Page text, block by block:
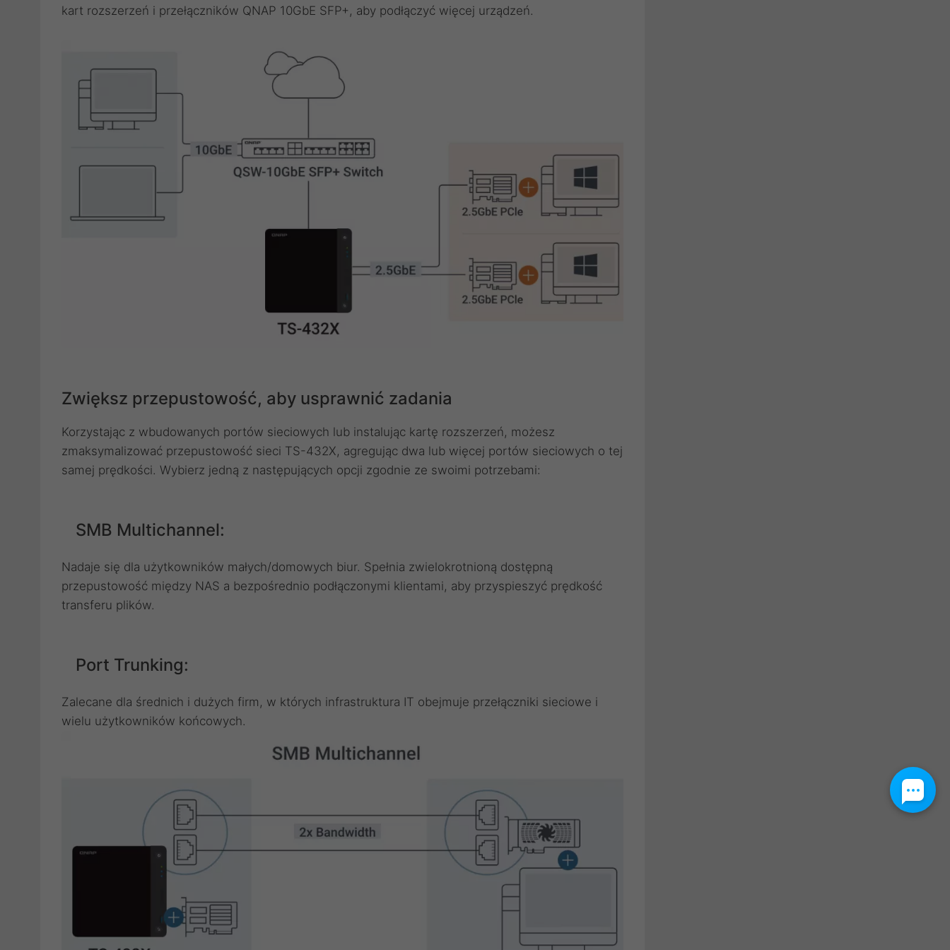
kart rozszerzeń i przełączników QNAP 10GbE SFP+, aby podłączyć więcej urządzeń.
Zwiększ przepustowość, aby usprawnić zadania
Korzystając z wbudowanych portów sieciowych lub instalując kartę rozszerzeń, możesz
zmaksymalizować przepustowość sieci TS-432X, agregując dwa lub więcej portów sieciowych o tej
samej prędkości. Wybierz jedną z następujących opcji zgodnie ze swoimi potrzebami:
SMB Multichannel:
Nadaje się dla użytkowników małych/domowych biur. Spełnia zwielokrotnioną dostępną
przepustowość między NAS a bezpośrednio podłączonymi klientami, aby przyspieszyć prędkość
transferu plików.
Port Trunking:
Zalecane dla średnich i dużych firm, w których infrastruktura IT obejmuje przełączniki sieciowe i
wielu użytkowników końcowych.